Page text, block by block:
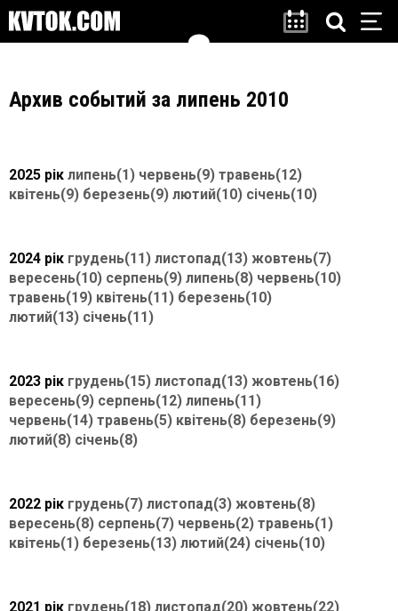
Архив событий за липень 2010
2025 рік липень(1) червень(9) травень(12)
квітень(9) березень(9) лютий(10) січень(10)
2024 рік грудень(11) листопад(13) жовтень(7)
вересень(10) серпень(9) липень(8) червень(10)
травень(19) квітень(11) березень(10)
лютий(13) січень(11)
2023 рік грудень(15) листопад(13) жовтень(16)
вересень(9) серпень(12) липень(11)
червень(14) травень(5) квітень(8) березень(9)
лютий(8) січень(8)
2022 рік грудень(7) листопад(3) жовтень(8)
вересень(8) серпень(7) червень(2) травень(1)
квітень(1) березень(13) лютий(24) січень(10)
2021 рік грудень(18) листопад(20) жовтень(22)